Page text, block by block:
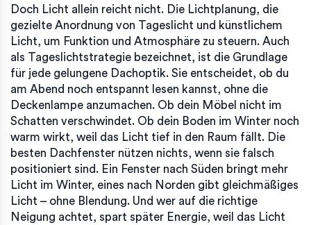
Doch Licht allein reicht nicht. Die Lichtplanung, die
gezielte Anordnung von Tageslicht und künstlichem
Licht, um Funktion und Atmosphäre zu steuern. Auch
als Tageslichtstrategie bezeichnet, ist die Grundlage
für jede gelungene Dachoptik. Sie entscheidet, ob du
am Abend noch entspannt lesen kannst, ohne die
Deckenlampe anzumachen. Ob dein Möbel nicht im
Schatten verschwindet. Ob dein Boden im Winter noch
warm wirkt, weil das Licht tief in den Raum fällt. Die
besten Dachfenster nützen nichts, wenn sie falsch
positioniert sind. Ein Fenster nach Süden bringt mehr
Licht im Winter, eines nach Norden gibt gleichmäßiges
Licht – ohne Blendung. Und wer auf die richtige
Neigung achtet, spart später Energie, weil das Licht